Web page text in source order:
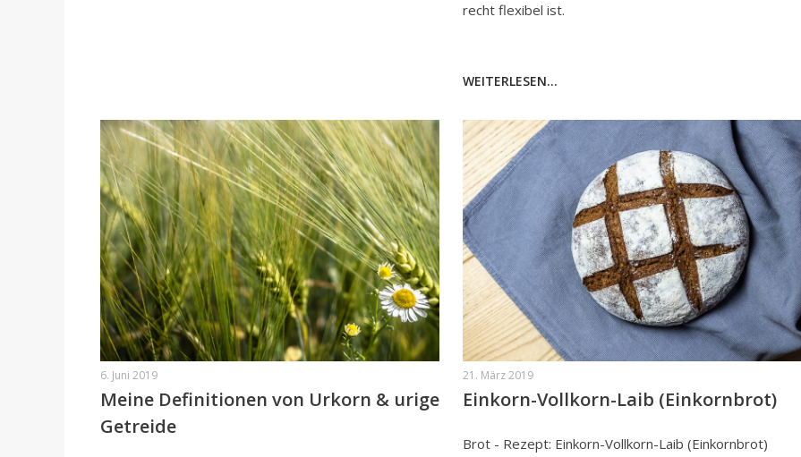
recht flexibel ist.
WEITERLESEN...
6. Juni 2019
Meine Definitionen von Urkorn & urige
Getreide
21. März 2019
Einkorn-Vollkorn-Laib (Einkornbrot)
Brot - Rezept: Einkorn-Vollkorn-Laib (Einkornbrot)